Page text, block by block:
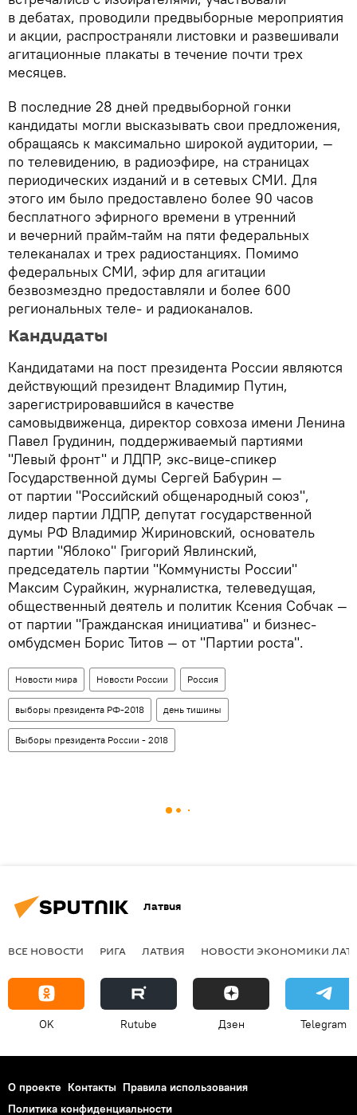
в дебатах, проводили предвыборные мероприятия
и акции, распространяли листовки и развешивали
агитационные плакаты в течение почти трех
месяцев.
В последние 28 дней предвыборной гонки
кандидаты могли высказывать свои предложения,
обращаясь к максимально широкой аудитории, —
по телевидению, в радиоэфире, на страницах
периодических изданий и в сетевых СМИ. Для
этого им было предоставлено более 90 часов
бесплатного эфирного времени в утренний
и вечерний прайм-тайм на пяти федеральных
телеканалах и трех радиостанциях. Помимо
федеральных СМИ, эфир для агитации
безвозмездно предоставляли и более 600
региональных теле- и радиоканалов.
Кандидаты
Кандидатами на пост президента России являются
действующий президент Владимир Путин,
зарегистрировавшийся в качестве
самовыдвиженца, директор совхоза имени Ленина
Павел Грудинин, поддерживаемый партиями
"Левый фронт" и ЛДПР, экс-вице-спикер
Государственной думы Сергей Бабурин —
от партии "Российский общенародный союз",
лидер партии ЛДПР, депутат государственной
думы РФ Владимир Жириновский, основатель
партии "Яблоко" Григорий Явлинский,
председатель партии "Коммунисты России"
Максим Сурайкин, журналистка, телеведущая,
общественный деятель и политик Ксения Собчак —
от партии "Гражданская инициатива" и бизнес-
омбудсмен Борис Титов — от "Партии роста".
Новости мира Новости России Россия
выборы президента РФ-2018 день тишины
Выборы президента России - 2018
Латвия
ВСЕ НОВОСТИ РИГА ЛАТВИЯ НОВОСТИ ЭКОНОМИКИ
OK Rutube Дзен Telegram
О проекте Контакты Правила использования
Политика конфиденциальности